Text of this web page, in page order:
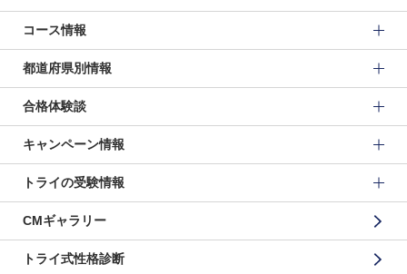
コース情報
都道府県別情報
合格体験談
キャンペーン情報
トライの受験情報
CMギャラリー
トライ式性格診断